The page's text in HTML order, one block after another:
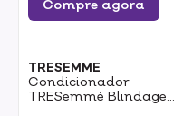
Compre agora
TRESEMME
Condicionador
TRESemmé Blindagem